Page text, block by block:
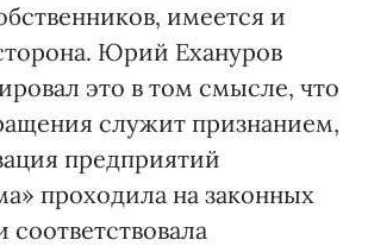
имеется и
Юрий Ехануров
это в том смысле, что
служит признанием,
предприятий
проходила на законных
соответствовала